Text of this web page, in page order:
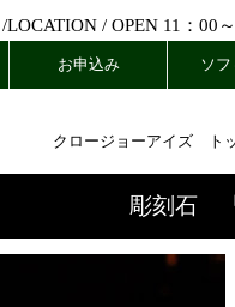
LOCATION/ OPEN 11：00
お申込み ソ
クロージョーアイズ ト
彫刻石